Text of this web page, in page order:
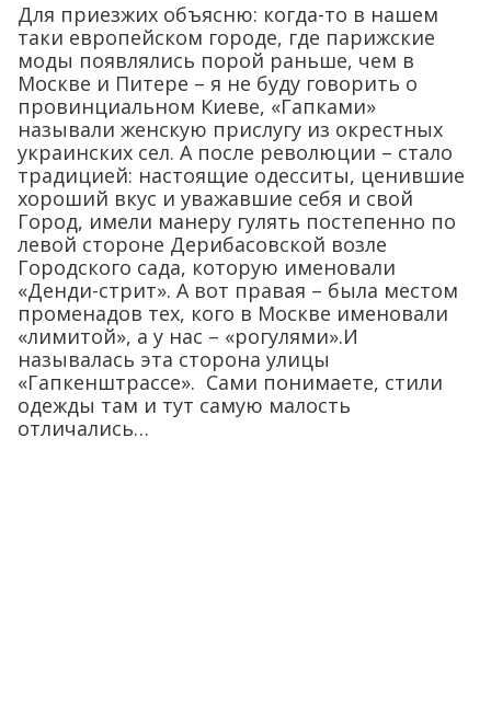
Для приезжих объясню: когда-то в нашем
таки европейском городе, где парижские
моды появлялись порой раньше, чем в
Москве и Питере – я не буду говорить о
провинциальном Киеве, «Гапками»
называли женскую прислугу из окрестных
украинских сел. А после революции – стало
традицией: настоящие одесситы, ценившие
хороший вкус и уважавшие себя и свой
Город, имели манеру гулять постепенно по
левой стороне Дерибасовской возле
Городского сада, которую именовали
«Денди-стрит». А вот правая – была местом
променадов тех, кого в Москве именовали
«лимитой», а у нас – «рогулями».И
называлась эта сторона улицы
«Гапкенштрассе». Сами понимаете, стили
одежды там и тут самую малость
отличались…